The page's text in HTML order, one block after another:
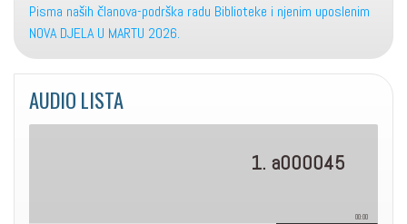
Pisma naših članova-podrška radu Biblioteke i njenim uposlenim
NOVA DJELA U MARTU 2026.
AUDIO LISTA
1. a000045
00:00